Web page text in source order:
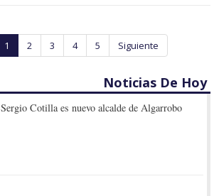
1 2 3 4 5 Siguiente
Noticias De Hoy
Sergio Cotilla es nuevo alcalde de Algarrobo